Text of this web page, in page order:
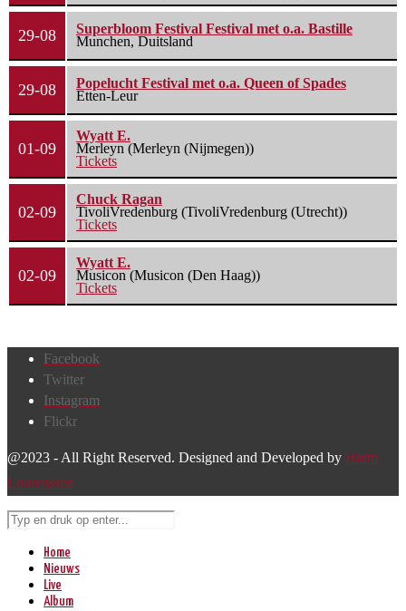
29-08
Superbloom Festival Festival met o.a. Bastille
Munchen, Duitsland
29-08
Popelucht Festival met o.a. Queen of Spades
Etten-Leur
01-09
Wyatt E.
Merleyn (Merleyn (Nijmegen))
Tickets
02-09
Chuck Ragan
TivoliVredenburg (TivoliVredenburg (Utrecht))
Tickets
02-09
Wyatt E.
Musicon (Musicon (Den Haag))
Tickets
Facebook
Twitter
Instagram
Flickr
@2023 - All Right Reserved. Designed and Developed by Harm
Lourenssen
Home
Nieuws
Live
Album